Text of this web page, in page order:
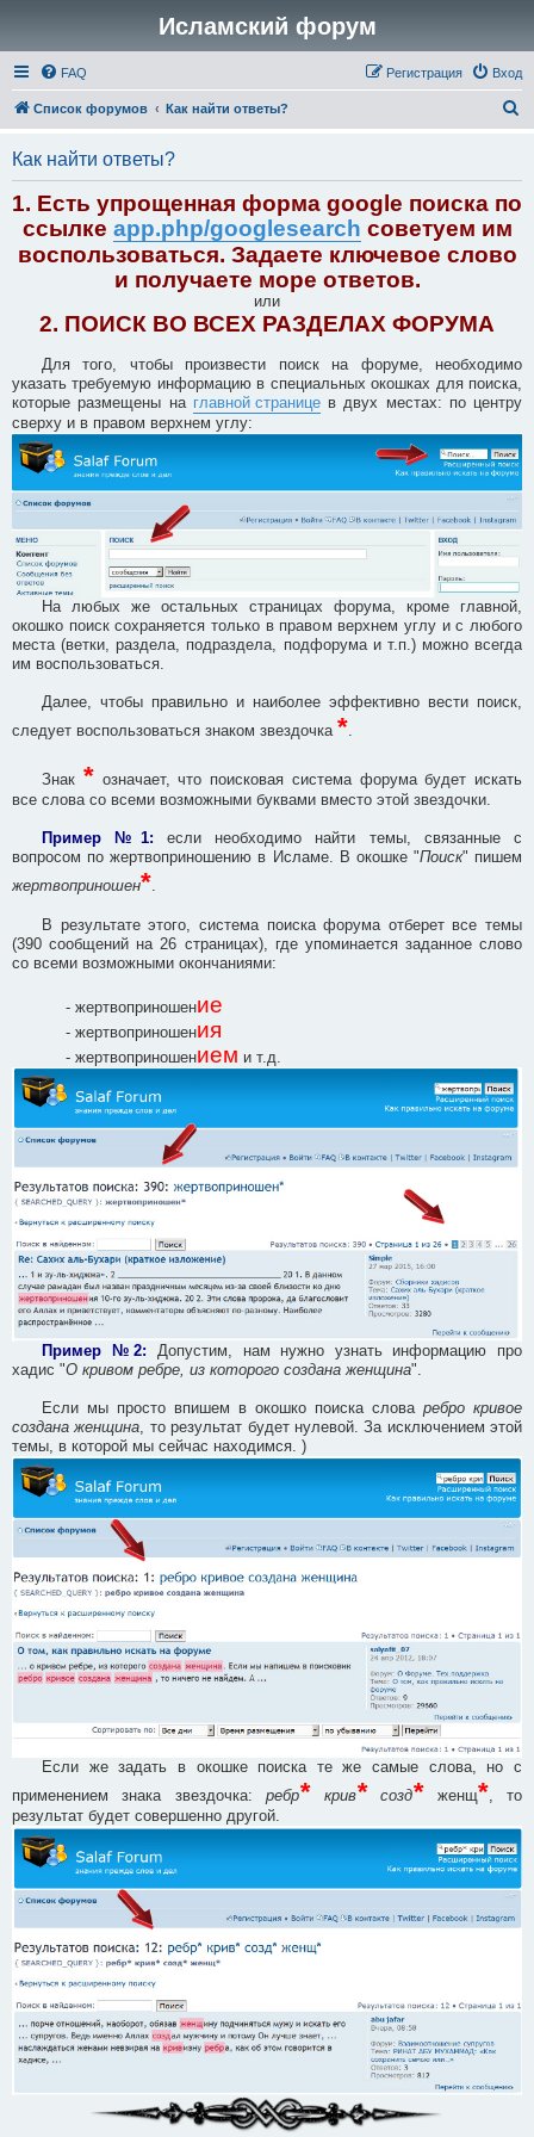
Исламский форум
FAQ Вход
Регистрация
Список форумов Как найти ответы?
Как найти ответы?
1. Есть упрощенная форма google поиска по
ссылке app.php/googlesearch советуем им
воспользоваться. Задаете ключевое слово
и получаете море ответов.
или
2. ПОИСК ВО ВСЕХ РАЗДЕЛАХ ФОРУМА
Для того, чтобы произвести поиск на форуме, необходимо
указать требуемую информацию в специальных окошках для поиска,
которые размещены на главной страницев двух местах: по центру
сверху и в правом верхнем углу:
На любых же остальных страницах форума, кроме главной,
окошко поиск сохраняется только в правом верхнем углу и с любого
места (ветки, раздела, подраздела, подфорума и т.п.) можно всегда
им воспользоваться.
Далее, чтобы правильно и наиболее эффективно вести поиск,
следует воспользоваться знаком звездочка *
Знак * означает, что поисковая система форума будет искать
все слова со всеми возможными буквами вместо этой звездочки.
Пример №1: если необходимо найти темы, связанные с
вопросом по жертвоприношению в Исламе. В окошке "Поиск" пишем
жертвоприношен*
В результате этого, система поиска форума отберет все темы
(390 сообщений на 26 страницах), где упоминается заданное слово
со всеми возможными окончаниями:
- жертвоприношение
- жертвоприношения
- жертвоприношением и т.д.
Пример №2: Допустим, нам нужно узнать информацию про
хадис "О кривом ребре, из которого создана женщина".
Если мы просто впишем в окошко поиска слова ребро кривое
создана женщина, то результат будет нулевой. За исключением этой
темы, в которой мы сейчас находимся. )
Если же задать в окошке поиска те же самые слова, но с
применением знака звездочка:ребр* крив*созд* женщ* , то
результат будет совершенно другой.